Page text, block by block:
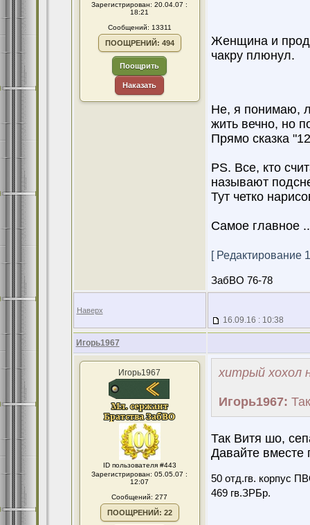
Зарегистрирован: 20.04.07 :
18:21
Сообщений: 13311
ПООЩРЕНИЙ: 494
Поощрить
Наказать
Женщина и
чакру плюнул.
Не, я понимаю,
жить вечно, но
Прямо сказка
PS. Все, кто
называют
Тут четко
Самое главное
[ Редактирование
ЗабВО 76-78
Наверх
16.09.16 : 10:38
Игорь1967
Игорь1967
ID пользователя #443
Зарегистрирован: 05.05.07 :
12:07
Сообщений: 277
ПООЩРЕНИЙ: 22
хитрый хохол
Игорь1967:
Так Витя шо,
Давайте вместе
50 отд.гв. корпус
469 гв.ЗРБр.